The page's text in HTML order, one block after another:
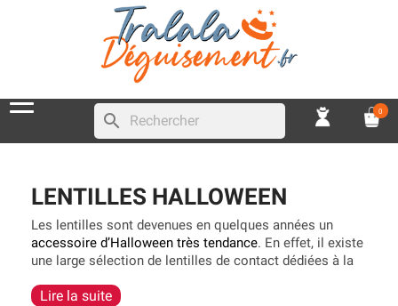
search 0
LENTILLES HALLOWEEN
Les lentilles sont devenues en quelques années un
accessoire d’Halloween très tendance. En effet, il existe
une large sélection de lentilles de contact dédiées à la
spéciale «déguisements d’Halloween
Lire la suite